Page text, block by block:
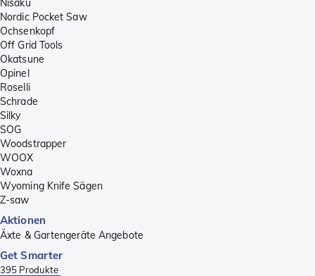
Nisaku
Nordic Pocket Saw
Ochsenkopf
Off Grid Tools
Okatsune
Opinel
Roselli
Schrade
Silky
SOG
Woodstrapper
WOOX
Woxna
Wyoming Knife Sägen
Z-saw
Aktionen
Äxte & Gartengeräte Angebote
Get Smarter
395 Produkte